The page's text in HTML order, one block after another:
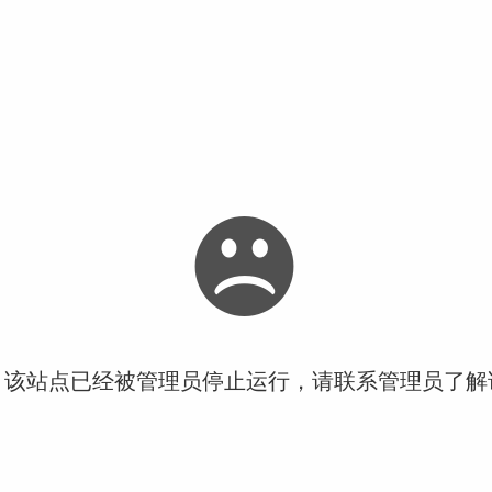
站点已经被管理员停止运行，请联系管理员了